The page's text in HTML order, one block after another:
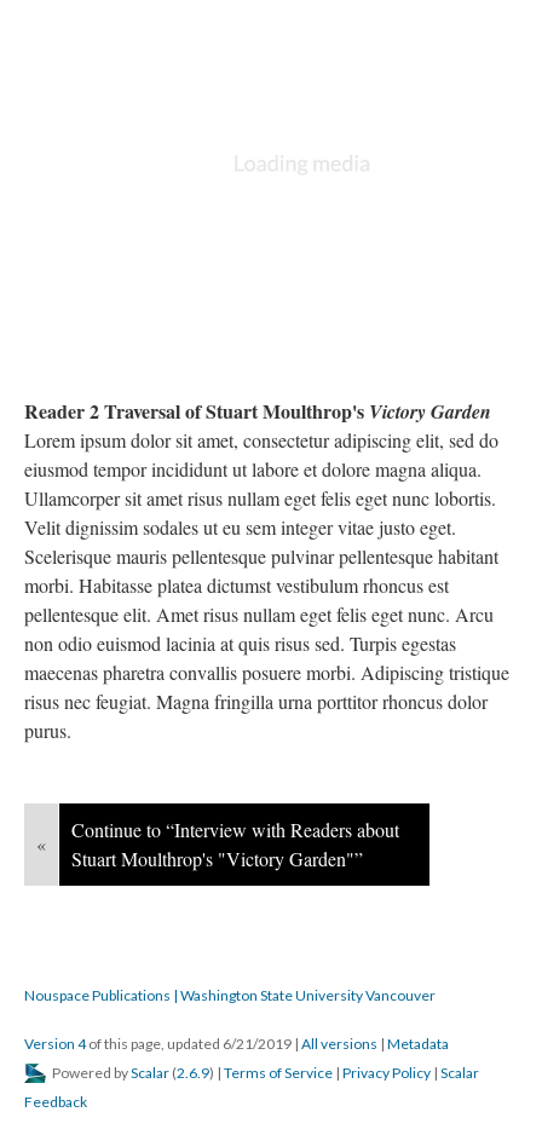
Reader 2 Traversal of Stuart Moulthrop's Victory Garden
Lorem ipsum dolor sit amet, consectetur adipiscing elit, sed do
eiusmod tempor incididunt ut labore et dolore magna aliqua.
Ullamcorper sit amet risus nullam eget felis eget nunc lobortis.
Velit dignissim sodales ut eu sem integer vitae justo eget.
Scelerisque mauris pellentesque pulvinar pellentesque habitant
morbi. Habitasse platea dictumst vestibulum rhoncus est
pellentesque elit. Amet risus nullam eget felis eget nunc. Arcu
non odio euismod lacinia at quis risus sed. Turpis egestas
maecenas pharetra convallis posuere morbi. Adipiscing tristique
risus nec feugiat. Magna fringilla urna porttitor rhoncus dolor
purus.
«
Continue to “Interview with Readers about
Stuart Moulthrop's "Victory Garden"”
Nouspace Publications | Washington State University Vancouver
Version 4of this page, updated 6/21/2019 | All versions | Metadata
Powered byScalar (2.6.9) | Terms of Service | Privacy Policy | Scalar
Feedback